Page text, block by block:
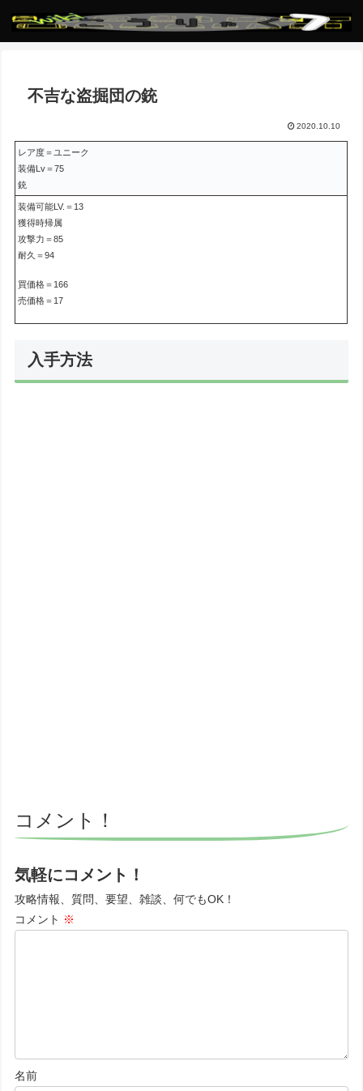
不吉な盗掘団の銃
2020.10.10
レア度＝ユニーク
装備Lv＝75
銃
装備可能LV.＝13
獲得時帰属
攻撃力＝85
耐久＝94
買価格＝166
売価格＝17
入手方法
コメント！
気軽にコメント！
攻略情報、質問、要望、雑談、何でもOK！
コメント ※
名前